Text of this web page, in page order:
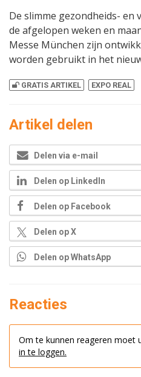
De slimme gezondheids- en
de afgelopen weken en
Messe München zijn
worden gebruikt in het
GRATIS ARTIKEL EXPO REAL
Artikel delen
Delen via e-mail
Delen op LinkedIn
Delen op Facebook
Delen op X
Delen op WhatsApp
Reacties
Om te kunnen reageren moet
in te loggen.